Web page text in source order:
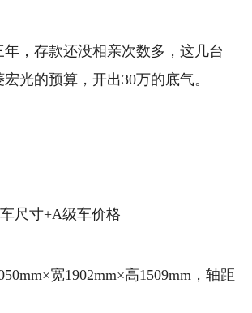
，存款还没相亲次数多，这几台
光的预算，开出30万的底气。
尺寸+A级车价格
宽1902mm×高1509mm，轴距